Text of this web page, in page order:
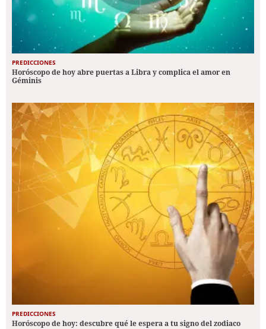
PREDICCIONES
Horóscopo de hoy abre puertas a Libra y complica el amor en
Géminis
PREDICCIONES
Horóscopo de hoy: descubre qué le espera a tu signo del zodiaco